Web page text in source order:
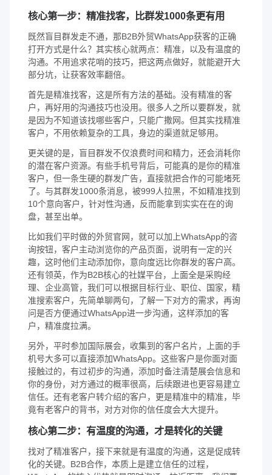
核心第一步：精准找客，比群发1000条更有用
既然盲目群发走不通，那B2B外贸WhatsApp获客的正确
打开方式是什么？其实核心就两点：精准，以及有温度的
沟通。不用追求花哨的技巧，把这两点做好，就能避开大
部分坑，让获客效率翻倍。
首先是精准找客，这是所有方法的基础。没有精准的客
户，再好用的沟通技巧也没用。很多人之所以要群发，就
是因为不知道该找哪些客户，只能广撒网。但其实找精准
客户，不用依赖复杂的工具，身边的渠道就足够用。
更关键的是，盲目群发不仅浪费时间和精力，还会消耗你
的潜在客户资源。有些手机号背后，可能真的是你的精准
客户，但一条生硬的群发广告，直接就把合作的可能堵死
了。与其群发1000条消息，被999人拉黑，不如精准找到
10个意向客户，针对性沟通，反而能拿到实实在在的询
盘，甚至出单。
比如我们平时做的外贸官网，就可以加上WhatsApp的咨
询按钮，客户主动浏览你的产品页面，说明有一定的兴
趣，这时他们主动添加你，意向度远比你群发的客户高。
还有领英，作为B2B核心的社媒平台，上面全是采购经
理、企业高管，我们可以根据目标行业、职位、国家，精
准搜索客户，先简单聊两句，了解一下对方的需求，再询
问是否方便通过WhatsApp进一步沟通，这样添加的客
户，精准度拉满。
另外，平时参加国际展会，收集到的客户名片，上面的手
机号大多可以直接添加WhatsApp。这些客户是你面对面
接触过的，有过初步的沟通，添加时备注清楚展会信息和
你的身份，对方通过的概率很高，后续跟进也更容易建立
信任。还有老客户转介绍的客户，更是精准中的精准，毕
竟有老客户的背书，对方对你的信任度会大大提升。
核心第二步：有温度的沟通，才是转化的关键
找对了精准客户，接下来就是有温度的沟通，这是促成转
化的关键。B2B合作，本质上是建立信任的过程，